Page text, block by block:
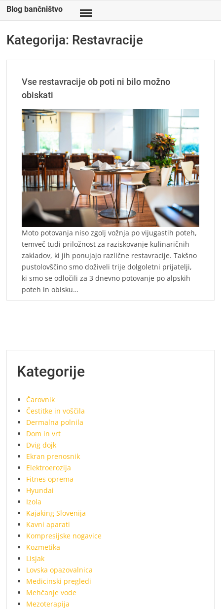
SkipBlog bančništvo
Kategorija: Restavracije
Vse restavracije ob poti ni bilo možno
obiskati
Moto potovanja niso zgolj vožnja po vijugastih poteh,
temveč tudi priložnost za raziskovanje kulinaričnih
zakladov, ki jih ponujajo različne restavracije. Takšno
pustolovščino smo doživeli trije dolgoletni prijatelji,
ki smo se odločili za 3 dnevno potovanje po alpskih
poteh in obisku…
Kategorije
Čarovnik
Čestitke in voščila
Dermalna polnila
Dom in vrt
Dvig dojk
Ekran prenosnik
Elektroerozija
Fitnes oprema
Hyundai
Izola
Kajaking Slovenija
Kavni aparati
Kompresijske nogavice
Kozmetika
Lisjak
Lovska opazovalnica
Medicinski pregledi
Mehčanje vode
Mezoterapija